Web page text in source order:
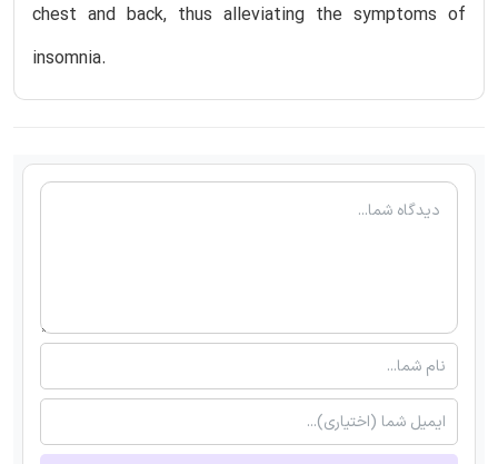
chest and back, thus alleviating the symptoms of
insomnia.